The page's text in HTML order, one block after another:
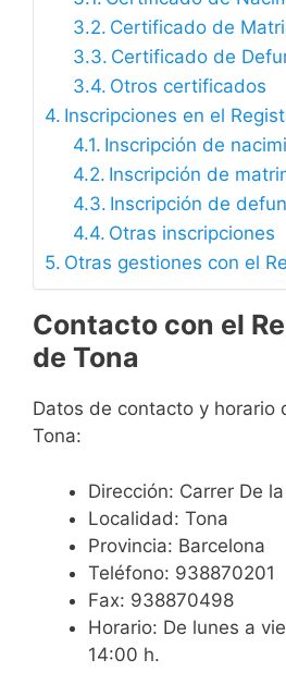
Certificado de
Certificado de
Otros certificados
Inscripciones en el
Inscripción de
Inscripción de
Inscripción de
Otras inscripciones
Otras gestiones con el
Contacto con el
de Tona
Datos de contacto y horario
Tona:
Dirección: Carrer De
Localidad: Tona
Provincia: Barcelona
Teléfono: 938870201
Fax: 938870498
Horario: De lunes a
14:00 h.